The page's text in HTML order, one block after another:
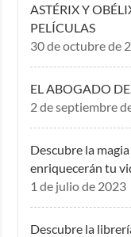
ASTÉRIX Y
PELÍCULAS
30 de octubre de
EL ABOGADO
2 de septiembre
Descubre la
enriquecerán tu
1 de julio de 2023
Descubre la